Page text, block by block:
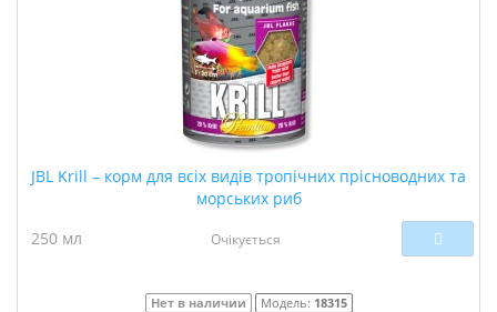
JBL Krill – корм для всіх видів тропічних прісноводних та
морських риб
250 мл
Очікується
Нет в наличии Модель: 18315